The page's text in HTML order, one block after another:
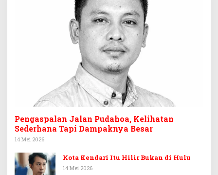
Pengaspalan Jalan Pudahoa, Kelihatan
Sederhana Tapi Dampaknya Besar
14 Mei 2026
Kota Kendari Itu Hilir Bukan di Hulu
14 Mei 2026